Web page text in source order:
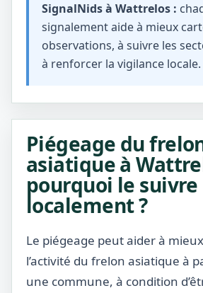
SignalNids à Wattrelos :
signalement aide à mieux
observations, à suivre les
à renforcer la vigilance locale.
Piégeage du
asiatique à
pourquoi le suivre
localement ?
Le piégeage peut aider à
l’activité du frelon asiatique à
une commune, à condition